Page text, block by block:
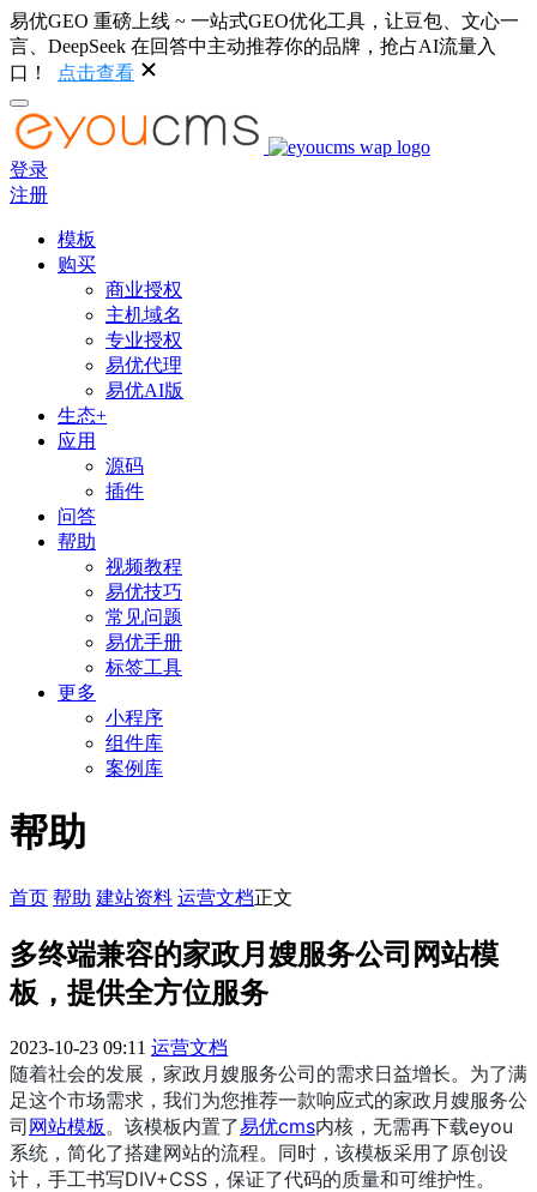
易优GEO 重磅上线 ~ 一站式GEO优化工具，让豆包、文心一
言、DeepSeek 在回答中主动推荐你的品牌，抢占AI流量入
口！
点击查看
登录
注册
模板
购买
商业授权
主机域名
专业授权
易优代理
易优AI版
生态+
应用
源码
插件
问答
帮助
视频教程
易优技巧
常见问题
易优手册
标签工具
更多
小程序
组件库
案例库
帮助
首页 帮助 建站资料 运营文档正文
多终端兼容的家政月嫂服务公司网站模
板，提供全方位服务
2023-10-23 09:11 运营文档
随着社会的发展，家政月嫂服务公司的需求日益增长。为了满
足这个市场需求，我们为您推荐一款响应式的家政月嫂服务公
司网站模板 。该模板内置了易优cms内核，无需再下载eyou
系统，简化了搭建网站的流程。同时，该模板采用了原创设
计，手工书写DIV+CSS，保证了代码的质量和可维护性。